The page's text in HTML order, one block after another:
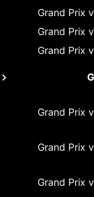
Grand Prix
Grand Prix
Grand Prix
Grand Prix
Grand Prix
Grand Prix